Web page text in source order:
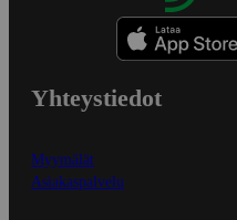
Yhteystiedot
Myymälät
Asiakaspalvelu